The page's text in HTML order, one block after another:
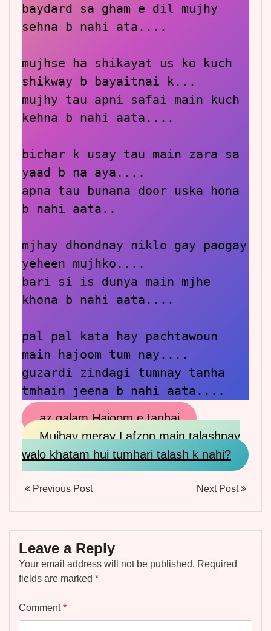
baydard sa gham e dil mujhy
sehna b nahi ata....
mujhse ha shikayat us ko kuch
shikway b bayaitnai k...
mujhy tau apni safai main kuch
kehna b nahi aata....
bichar k usay tau main zara sa
yaad b na aya....
apna tau bunana door uska hona
b nahi aata..
mjhay dhondnay niklo gay paogay
yeheen mujhko....
bari si is dunya main mjhe
khona b nahi aata....
pal pal kata hay pachtawoun
main hajoom tum nay....
guzardi zindagi tumnay tanha
tmhain jeena b nahi aata....
az qalam Hajoom e tanhai
Mujhay meray Lafzon main talashnay
walo khatam hui tumhari talash k nahi?
Previous Post Next Post
Leave a Reply
Your email address will not be published. Required
fields are marked *
Comment*